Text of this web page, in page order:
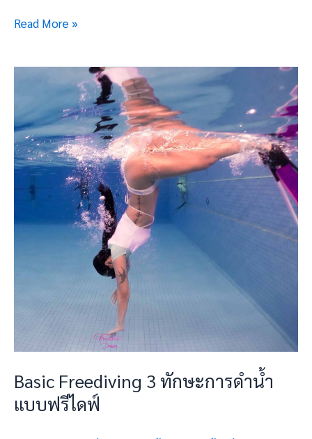
Read More »
Basic Freediving 3 ทักษะการดำน้ำ
แบบฟรีไดฟ์
Basic
3
ทักษะ
การ
ดำ
แบบ